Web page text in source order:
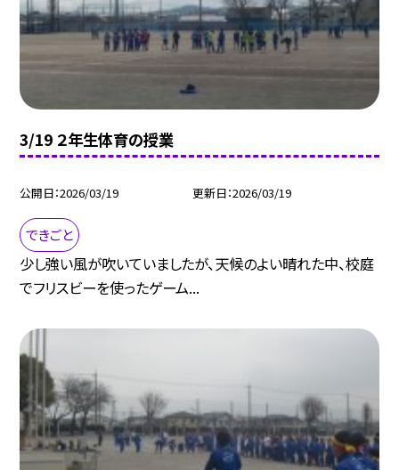
3/19 ２年生体育の授業
公開日 2026/03/19 更新日 2026/03/19
できごと
少し強い風が吹いていましたが、天候のよい晴れた中、校庭
でフリスビーを使ったゲーム...